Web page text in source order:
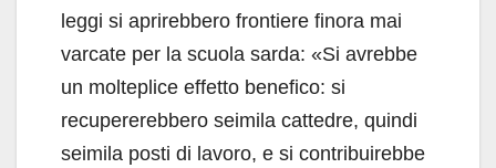
leggi si aprirebbero frontiere finora mai
varcate per la scuola sarda: «Si avrebbe
un molteplice effetto benefico: si
recupererebbero seimila cattedre, quindi
seimila posti di lavoro, e si contribuirebbe